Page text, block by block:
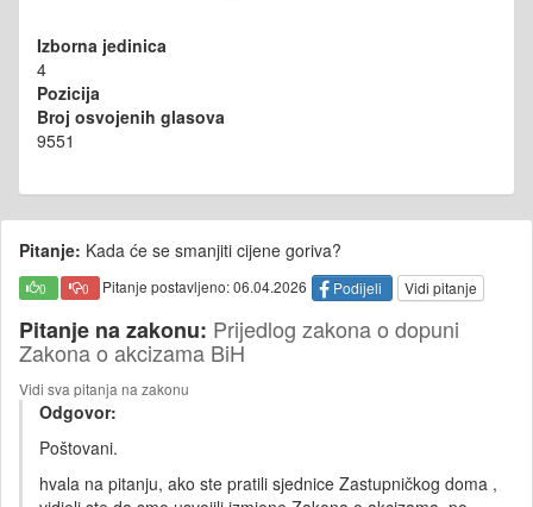
Izborna jedinica
4
Pozicija
Broj osvojenih glasova
9551
Pitanje: Kada će se smanjiti cijene goriva?
0 0 Pitanje postavljeno: 06.04.2026 Podijeli Vidi pitanje
Pitanje na zakonu: Prijedlog zakona o dopuni
Zakona o akcizama BiH
Vidi sva pitanja na zakonu
Odgovor:
Poštovani.
hvala na pitanju, ako ste pratili sjednice Zastupničkog doma ,